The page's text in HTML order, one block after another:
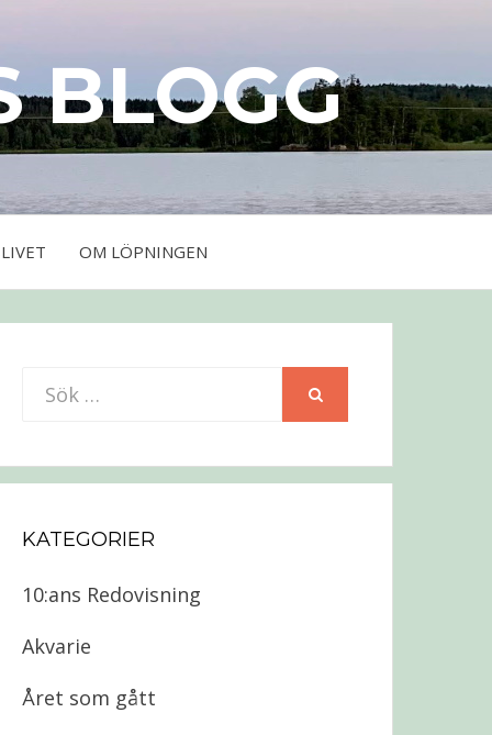
BLOGG
OM LÖPNINGEN
Sök
KATEGORIER
10:ans Redovisning
Akvarie
Året som gått